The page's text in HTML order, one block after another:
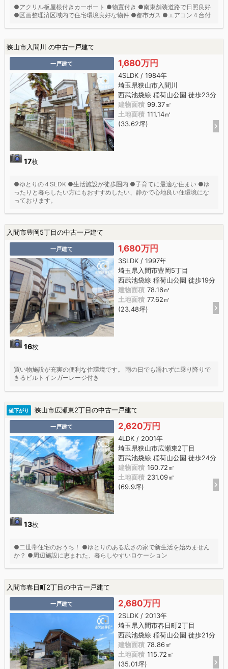
●アクリル板屋根付きカーポート ●物置付き ●南東舗装道路で日照良好
●区画整理済区域内で住宅環境良好な物件 ●都市ガス ●エアコン４台付
狭山市入間川 の中古一戸建て
一戸建て
17枚
1,680万円
4SLDK / 1984年
埼玉県狭山市入間川
西武池袋線 稲荷山公園 徒歩23分
建物面積 99.37㎡
土地面積 111.14㎡
(33.62坪)
●ゆとりの４SLDK ●生活施設が徒歩圏内 ●子育てに最適な住まい ●ゆ
ったりと暮らしたい方にもおすすめしたい、静かで心地良い住環境にな
っております。
入間市豊岡5丁目の中古一戸建て
一戸建て
16枚
1,680万円
3SLDK / 1997年
埼玉県入間市豊岡5丁目
西武池袋線 稲荷山公園 徒歩19分
建物面積 78.16㎡
土地面積 77.62㎡
(23.48坪)
買い物施設が充実の便利な住環境です。 雨の日でも濡れずに乗り降りで
きるビルトインガーレージ付き
値下がり 狭山市広瀬東2丁目の中古一戸建て
一戸建て
13枚
2,620万円
4LDK / 2001年
埼玉県狭山市広瀬東2丁目
西武池袋線 稲荷山公園 徒歩24分
建物面積 160.72㎡
土地面積 231.09㎡
(69.9坪)
●二世帯住宅のおうち！ ●ゆとりのある広さの家で新生活を始めません
か？ ●周辺施設に恵まれた、暮らしやすいロケーション
入間市春日町2丁目の中古一戸建て
一戸建て 2,680万円
2SLDK / 2013年
埼玉県入間市春日町2丁目
西武池袋線 稲荷山公園 徒歩21分
建物面積 78.86㎡
土地面積 115.72㎡
(35.01坪)